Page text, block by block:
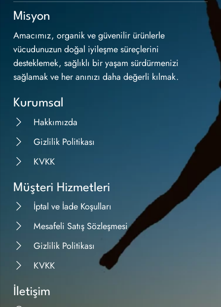
Misyon
Amacımız, organik ve güvenilir ürünlerle
vücudunuzun doğal iyileşme süreçlerini
desteklemek, sağlıklı bir yaşam sürdürmenizi
sağlamak ve her anınızı daha değerli kılmak.
Kurumsal
Hakkımızda
Gizlilik Politikası
KVKK
Müşteri Hizmetleri
İptal ve İade Koşulları
Mesafeli Satış Sözleşmesi
Gizlilik Politikası
KVKK
İletişim